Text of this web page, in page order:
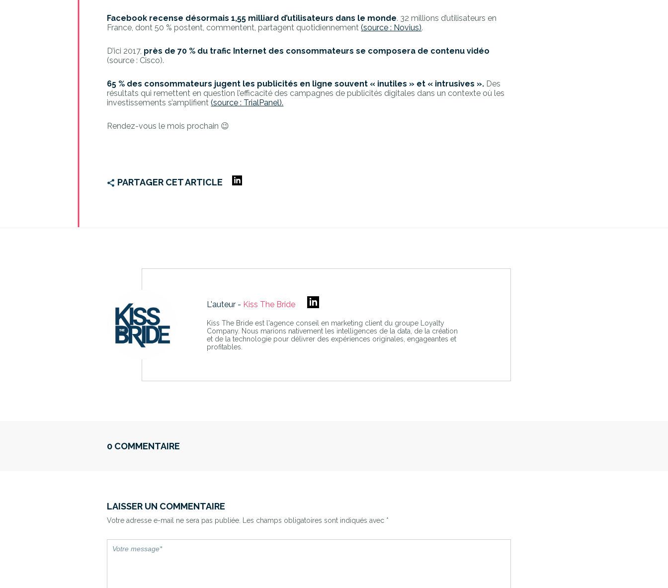
Facebook recense désormais 1,55 milliard d’utilisateurs dans le monde. 32 millions d’utilisateurs en
France, dont 50 % postent, commentent, partagent quotidiennement(source : Novius).
D’ici 2017, près de 70 % du trafic Internet des consommateurs se composera de contenu vidéo
(source : Cisco).
65 % des consommateurs jugent les publicités en ligne souvent « inutiles » et « intrusives ». Des
résultats qui remettent en question l’efficacité des campagnes de publicités digitales dans un contexte où les
investissements s’amplifient(source : TrialPanel).
Rendez-vous le mois prochain 😉
PARTAGER CET ARTICLE
L'auteur - Kiss The Bride
Kiss The Bride est l'agence conseil en marketing client du groupe Loyalty
Company. Nous marions nativement les intelligences de la data, de la création
et de la technologie pour délivrer des expériences originales, engageantes et
profitables.
0 COMMENTAIRE
LAISSER UN COMMENTAIRE
Votre adresse e-mail ne sera pas publiée. Les champs obligatoires sont indiqués avec *